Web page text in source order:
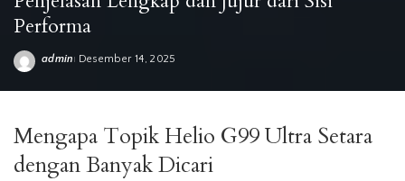
Performa
Posted
admin Desember 14, 2025
Mengapa Topik Helio G99 Ultra Setara
dengan Banyak Dicari